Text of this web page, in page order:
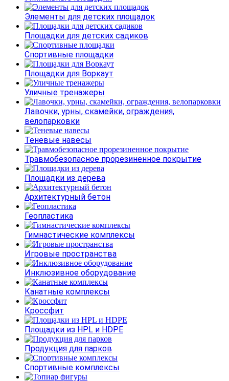
Элементы для детских площадок
Площадки для детских садиков
Спортивные площадки
Площадки для Воркаут
Уличные тренажеры
Лавочки, урны, скамейки, ограждения,
велопарковки
Теневые навесы
Травмобезопасное прорезиненное покрытие
Площадки из дерева
Архитектурный бетон
Геопластика
Гимнастические комплексы
Игровые пространства
Инклюзивное оборудование
Канатные комплексы
Кроссфит
Площадки из HPL и HDPE
Продукция для парков
Спортивные комплексы